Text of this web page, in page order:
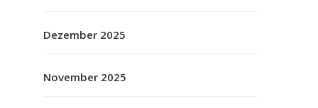
Dezember 2025
November 2025